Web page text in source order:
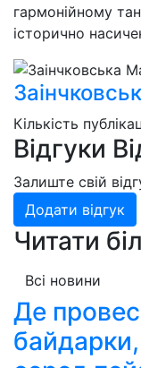
гармонійному
історично
Кількість
Відгуки
Залиште свій
Додати відгук
Читати
Всі новини
Де